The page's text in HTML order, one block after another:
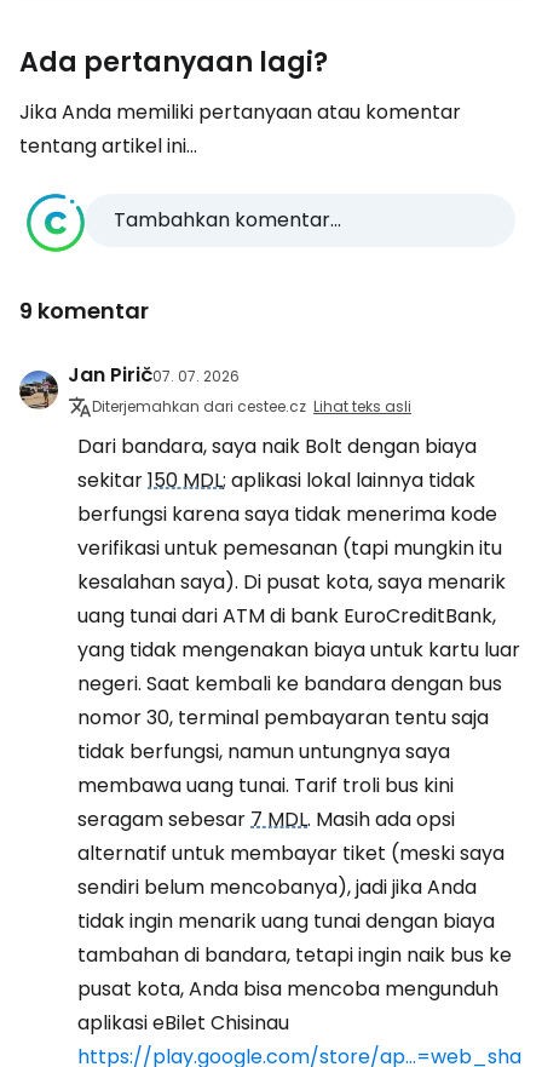
Ada pertanyaan lagi?
Jika Anda memiliki pertanyaan atau komentar
tentang artikel ini...
Tambahkan komentar...
9 komentar
Jan Pirič07. 07. 2026
Diterjemahkan dari cestee.cz Lihat teks asli
Dari bandara, saya naik Bolt dengan biaya
sekitar150 MDL; aplikasi lokal lainnya tidak
berfungsi karena saya tidak menerima kode
verifikasi untuk pemesanan (tapi mungkin itu
kesalahan saya). Di pusat kota, saya menarik
uang tunai dari ATM di bank EuroCreditBank,
yang tidak mengenakan biaya untuk kartu luar
negeri. Saat kembali ke bandara dengan bus
nomor 30, terminal pembayaran tentu saja
tidak berfungsi, namun untungnya saya
membawa uang tunai. Tarif troli bus kini
seragam sebesar7 MDL. Masih ada opsi
alternatif untuk membayar tiket (meski saya
sendiri belum mencobanya), jadi jika Anda
tidak ingin menarik uang tunai dengan biaya
tambahan di bandara, tetapi ingin naik bus ke
pusat kota, Anda bisa mencoba mengunduh
aplikasi eBilet Chisinau
https://play.google.com/store/ap...=web_sha